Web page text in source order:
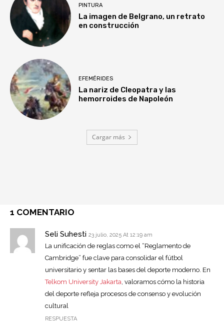
PINTURA
La imagen de Belgrano, un retrato
en construcción
EFEMÉRIDES
La nariz de Cleopatra y las
hemorroides de Napoleón
Cargar más
1 COMENTARIO
Seli Suhesti 23 julio, 2025 At 12:19 am
La unificación de reglas como el “Reglamento de
Cambridge” fue clave para consolidar el fútbol
universitario y sentar las bases del deporte moderno. En
Telkom University Jakarta, valoramos cómo la historia
del deporte refleja procesos de consenso y evolución
cultural
RESPUESTA